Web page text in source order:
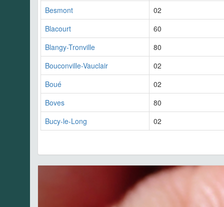
Besmont
02
Blacourt
60
Blangy-Tronville
80
Bouconville-Vauclair
02
Boué
02
Boves
80
Bucy-le-Long
02